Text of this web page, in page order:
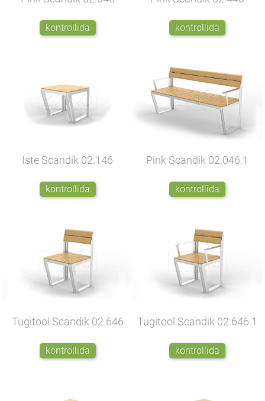
kontrollida kontrollida
Iste Scandik 02.146
kontrollida
Pink Scandik 02.046.1
kontrollida
Tugitool Scandik 02.646
kontrollida
Tugitool Scandik 02.646.1
kontrollida